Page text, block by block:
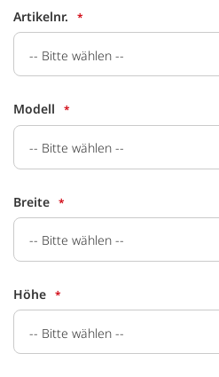
Artikelnr.
Modell
Breite
Höhe